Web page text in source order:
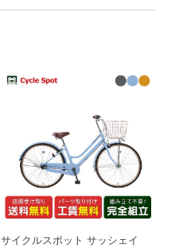
サイクルスポット サッシェイ